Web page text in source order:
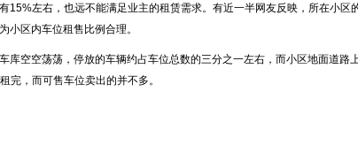
左右，也远不能满足业主的租赁需求。有近一半网友反映，所在小区
小区内车位租售比例合理。
空空荡荡，停放的车辆约占车位总数的三分之一左右，而小区地面道路
完，而可售车位卖出的并不多。